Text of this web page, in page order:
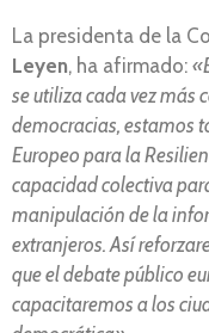
La presidenta de la
Leyen, ha afirmado:
se utiliza cada vez más
democracias, estamos
Europeo para la
capacidad colectiva
manipulación de la
extranjeros. Así
que el debate público
capacitaremos a los